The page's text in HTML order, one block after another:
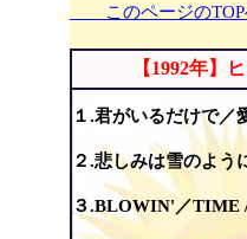
このページのTOP
【1992年】
１.君がいるだけで／
２.悲しみは雪のよう
３.BLOWIN'／TIME